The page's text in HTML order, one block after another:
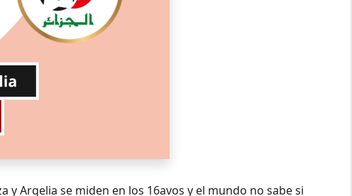
Argelia se miden en los 16avos y el mundo no sabe si